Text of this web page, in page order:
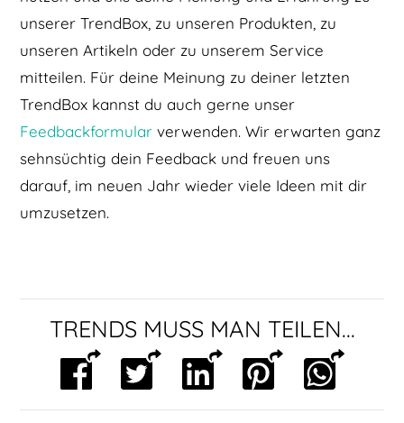
unserer TrendBox, zu unseren Produkten, zu
unseren Artikeln oder zu unserem Service
mitteilen. Für deine Meinung zu deiner letzten
TrendBox kannst du auch gerne unser
Feedbackformular verwenden. Wir erwarten ganz
sehnsüchtig dein Feedback und freuen uns
darauf, im neuen Jahr wieder viele Ideen mit dir
umzusetzen.
TRENDS MUSS MAN TEILEN...